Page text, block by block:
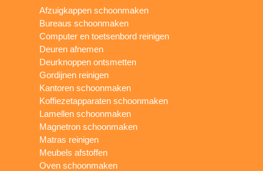
Afzuigkappen schoonmaken
Bureaus schoonmaken
Computer en toetsenbord reinigen
Deuren afnemen
Deurknoppen ontsmetten
Gordijnen reinigen
Kantoren schoonmaken
Koffiezetapparaten schoonmaken
Lamellen schoonmaken
Magnetron schoonmaken
Matras reinigen
Meubels afstoffen
Oven schoonmaken